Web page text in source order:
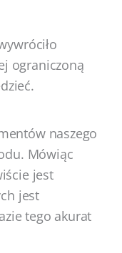
ograniczoną
naszego
Mówiąc
jest
jest
tego akurat